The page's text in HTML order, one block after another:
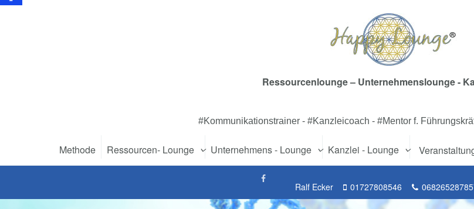
Ressourcenlounge – Unternehmenslounge -
#Kommunikationstrainer - #Kanzleicoach - #Mentor f.
Methode Ressourcen- Lounge Unternehmens - Lounge Kanzlei - Lounge
Ralf Ecker 01727808546